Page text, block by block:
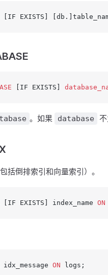
[IF EXISTS]
[IF EXISTS]
。如果 database
括倒排索引和向量索引）。
[IF EXISTS] index_name ON
idx_message ON logs;